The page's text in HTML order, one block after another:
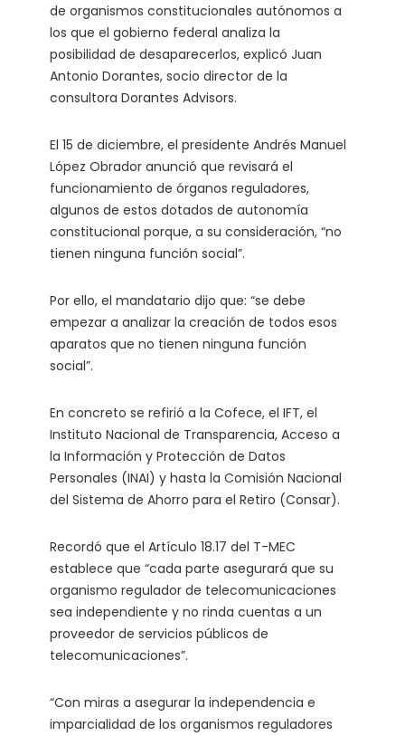
de organismos constitucionales autónomos a
los que el gobierno federal analiza la
posibilidad de desaparecerlos, explicó Juan
Antonio Dorantes, socio director de la
consultora Dorantes Advisors.
El 15 de diciembre, el presidente Andrés Manuel
López Obrador anunció que revisará el
funcionamiento de órganos reguladores,
algunos de estos dotados de autonomía
constitucional porque, a su consideración, “no
tienen ninguna función social”.
Por ello, el mandatario dijo que: “se debe
empezar a analizar la creación de todos esos
aparatos que no tienen ninguna función
social”.
En concreto se refirió a la Cofece, el IFT, el
Instituto Nacional de Transparencia, Acceso a
la Información y Protección de Datos
Personales (INAI) y hasta la Comisión Nacional
del Sistema de Ahorro para el Retiro (Consar).
Recordó que el Artículo 18.17 del T-MEC
establece que “cada parte asegurará que su
organismo regulador de telecomunicaciones
sea independiente y no rinda cuentas a un
proveedor de servicios públicos de
telecomunicaciones”.
“Con miras a asegurar la independencia e
imparcialidad de los organismos reguladores